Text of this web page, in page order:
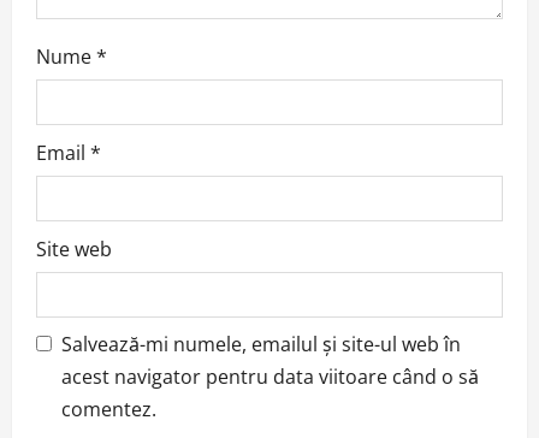
Nume*
Email *
Site web
Salvează-mi numele, emailul și site-ul web în
acest navigator pentru data viitoare când o să
comentez.